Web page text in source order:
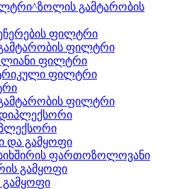
გამტარობის
ფილტრი
ფილტრი
ფილტრი
ფილტრი
ფილტრი
და გამყოფი
ფართოზოლოვანი
გამყოფი
გამყოფი